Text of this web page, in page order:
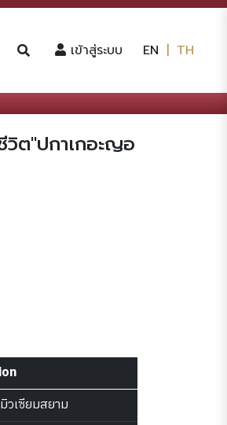
เข้าสู่ระบบ (current)
EN | TH
ต"ปกาเกอะญอ
วเซียมสยาม